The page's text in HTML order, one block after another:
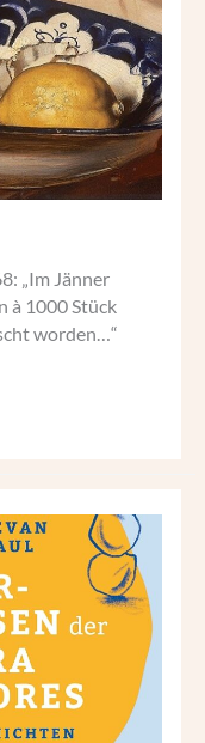
„Im Jänner
à 1000 Stück
worden…“